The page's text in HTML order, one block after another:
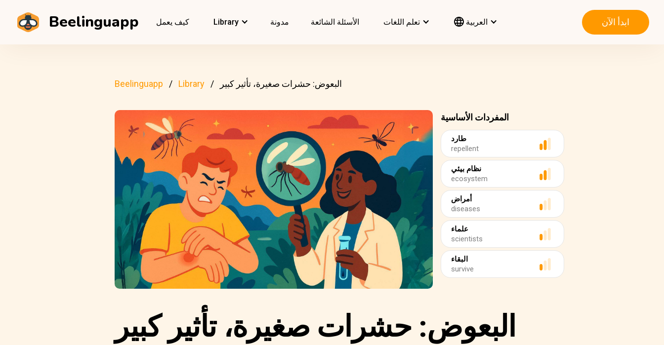
Beelinguapp كيف يعمل Library مدونة الأسئلة الشائعة تعلم اللغات العربية ابدأ الآن
Beelinguapp Library البعوض: حشرات صغيرة، تأثير كبير
المفردات الأساسية
طارد
repellent
نظام بيئي
ecosystem
أمراض
diseases
علماء
scientists
البقاء
survive
البعوض: حشرات صغيرة، تأثير كبير